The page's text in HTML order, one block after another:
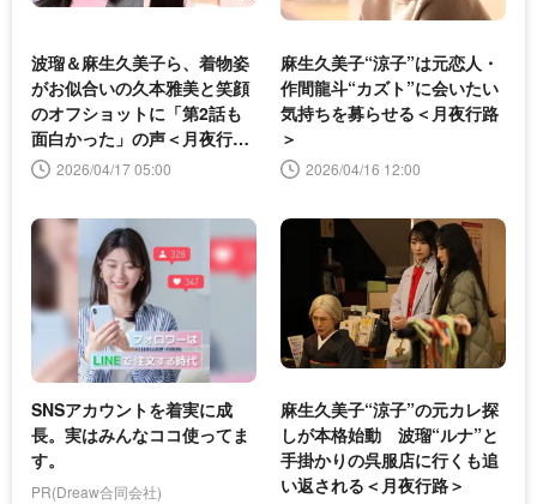
波瑠＆麻生久美子ら、着物姿
がお似合いの久本雅美と笑顔
のオフショットに「第2話も
面白かった」の声＜月夜行路
＞ 2026/04/17 05:00
麻生久美子“涼子”は元恋人・
作間龍斗“カズト”に会いたい
気持ちを募らせる＜月夜行路
＞
2026/04/16 12:00
SNSアカウントを着実に成
長。実はみんなココ使ってま
す。
PR(Dreaw合同会社)
麻生久美子“涼子”の元カレ探
しが本格始動 波瑠“ルナ”と
手掛かりの呉服店に行くも追
い返される＜月夜行路＞